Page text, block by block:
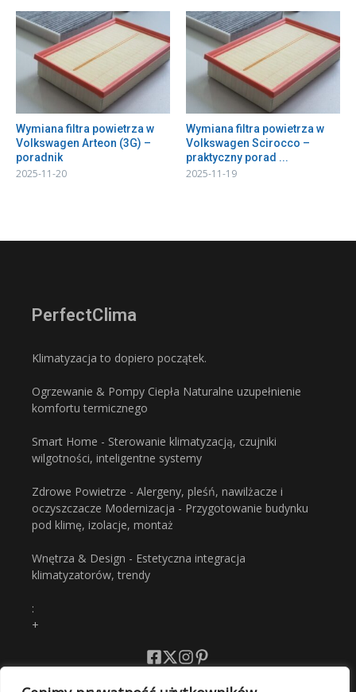
Wymiana filtra powietrza w
Volkswagen Arteon (3G) –
poradnik
2025-11-20
Wymiana filtra powietrza w
Volkswagen Scirocco –
praktyczny porad ...
2025-11-19
PerfectClima
Klimatyzacja to dopiero początek.
Ogrzewanie & Pompy Ciepła Naturalne uzupełnienie
komfortu termicznego
Smart Home - Sterowanie klimatyzacją, czujniki
wilgotności, inteligentne systemy
Zdrowe Powietrze - Alergeny, pleśń, nawilżacze i
oczyszczacze Modernizacja - Przygotowanie budynku
pod klimę, izolacje, montaż
Wnętrza & Design - Estetyczna integracja
klimatyzatorów, trendy
:
+